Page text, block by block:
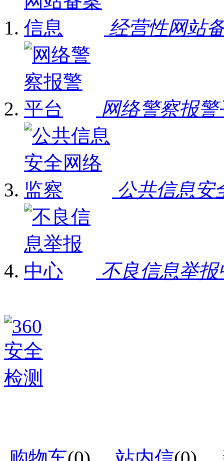
经营性网站
网络警察报警
公共信息安
不良信息举报